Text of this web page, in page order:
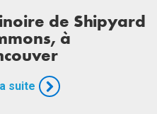
de Shipyard
à
suite